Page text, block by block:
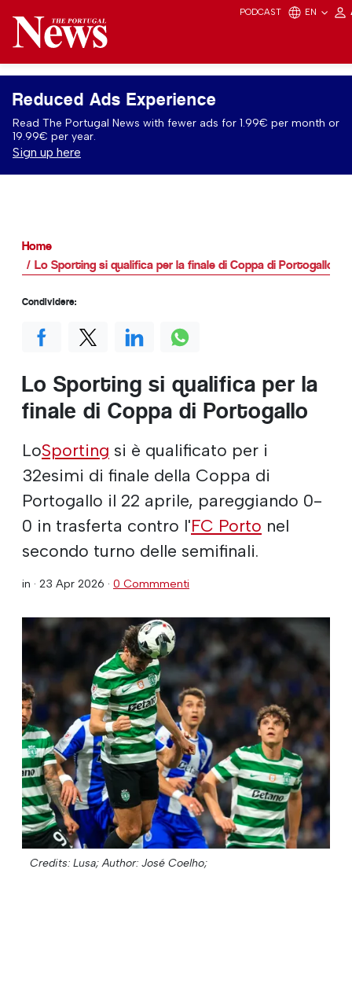
PODCAST EN
Reduced Ads Experience
Read The Portugal News with fewer ads for 1.99€ per month or
19.99€ per year.
Sign up here
Home
Lo Sporting si qualifica per la finale di Coppa di Portogallo
Lo Sporting si qualifica per la
finale di Coppa di Portogallo
LoSporting si è qualificato per i
32esimi di finale della Coppa di
Portogallo il 22 aprile, pareggiando 0-
0 in trasferta contro l'FC Porto nel
secondo turno delle semifinali.
in · 23 Apr 2026 · 0 Commmenti
Credits: Lusa; Author: José Coelho;
Condividere: